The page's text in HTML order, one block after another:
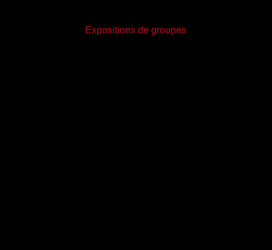
Expositions de groupes